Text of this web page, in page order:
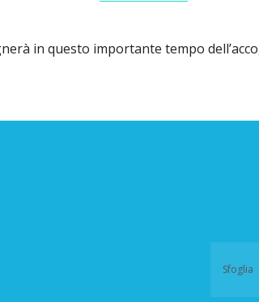
in questo importante tempo